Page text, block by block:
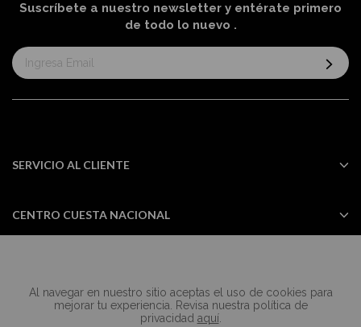
Al navegar en nuestro sitio aceptas el uso de cookies para
mejorar tu experiencia. Revisa nuestra política de
privacidad aquí.
Suscríbete a nuestro newsletter y entérate primero
de todo lo nuevo .
Suscríbase
al
informativo:
SERVICIO AL CLIENTE
CENTRO CUESTA NACIONAL
Todos los derechos reservados Casa
Cuesta ©2024